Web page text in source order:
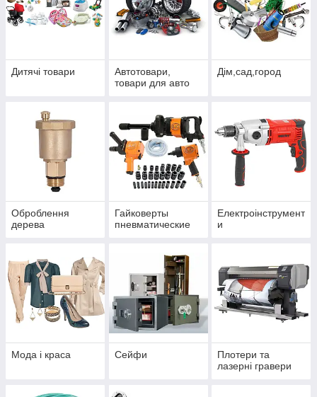
Дитячі товари
Автотовари,
товари для авто
Дім,сад,город
Оброблення
дерева
Гайковерты
пневматические
Електроінструмент
и
Мода і краса Сейфи
Плотери та
лазерні гравери